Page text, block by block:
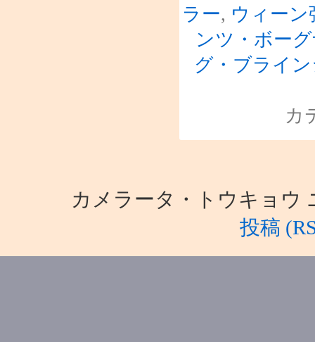
ラー, ウィーン
ンツ・ボー
グ・ブライ
カ
カメラータ・トウキョウ
投稿